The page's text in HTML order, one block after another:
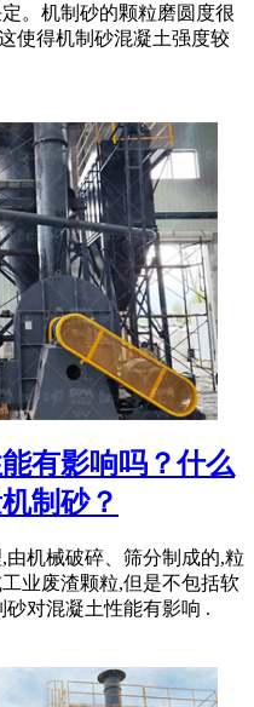
。机制砂的颗粒磨圆度很
使得机制砂混凝土强度较
有影响吗？什么
制砂？
机械破碎、筛分制成的,粒
业废渣颗粒,但是不包括软
对混凝土性能有影响 .